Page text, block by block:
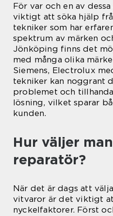
För var och en av
viktigt att söka hjälp
tekniker som har
spektrum av märken
Jönköping finns det
med många olika
Siemens, Electrolux
tekniker kan noggrant
problemet och
lösning, vilket sparar
kunden.
Hur väljer
reparatör?
När det är dags att
vitvaror är det viktigt
nyckelfaktorer. Först